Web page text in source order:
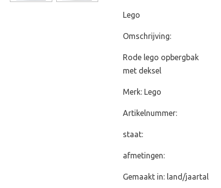
Lego
Omschrijving:
Rode lego opbergbak
met deksel
Merk: Lego
Artikelnummer:
staat:
afmetingen:
Gemaakt in: land/jaartal